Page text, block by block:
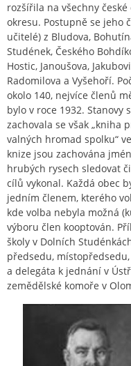
rozšířila na všechny
okresu. Postupně se jeho
učitelé) z Bludova,
Studének, Českého
Hostic, Janoušova,
Radomilova a Vyšehoří.
okolo 140, nejvíce členů
bylo v roce 1932. Stanovy
zachovala se však „kniha
valných hromad spolku“
knize jsou zachována
hrubých rysech sledovat
cílů vykonal. Každá obec
jedním členem, kterého
kde volba nebyla možná
výboru člen kooptován.
školy v Dolních
předsedu,
a delegáta k jednání v
zemědělské komoře v